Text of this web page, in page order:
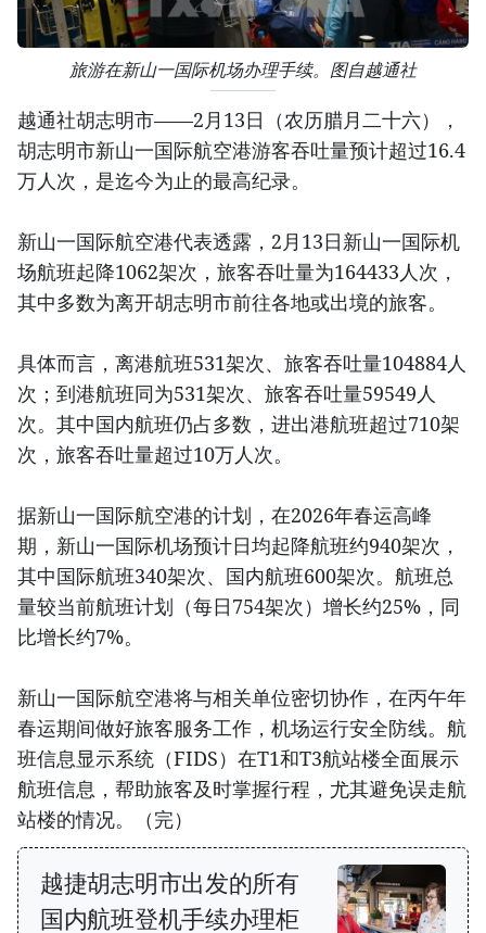
旅游在新山一国际机场办理手续。图自越通社
越通社胡志明市——2月13日（农历腊月二十六），
胡志明市新山一国际航空港游客吞吐量预计超过16.4
万人次，是迄今为止的最高纪录。
新山一国际航空港代表透露，2月13日新山一国际机
场航班起降1062架次，旅客吞吐量为164433人次，
其中多数为离开胡志明市前往各地或出境的旅客。
具体而言，离港航班531架次、旅客吞吐量104884人
次；到港航班同为531架次、旅客吞吐量59549人
次。其中国内航班仍占多数，进出港航班超过710架
次，旅客吞吐量超过10万人次。
据新山一国际航空港的计划，在2026年春运高峰
期，新山一国际机场预计日均起降航班约940架次，
其中国际航班340架次、国内航班600架次。航班总
量较当前航班计划（每日754架次）增长约25%，同
比增长约7%。
新山一国际航空港将与相关单位密切协作，在丙午年
春运期间做好旅客服务工作，机场运行安全防线。航
班信息显示系统（FIDS）在T1和T3航站楼全面展示
航班信息，帮助旅客及时掌握行程，尤其避免误走航
站楼的情况。（完）
越捷胡志明市出发的所有
国内航班登机手续办理柜